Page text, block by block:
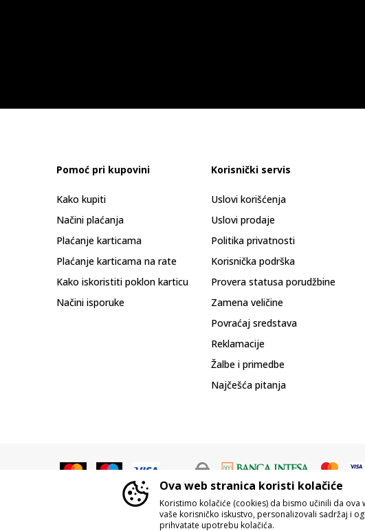
Pomoć pri kupovini
Kako kupiti
Načini plaćanja
Plaćanje karticama
Plaćanje karticama na rate
Kako iskoristiti poklon karticu
Načini isporuke
Korisnički servis
Uslovi korišćenja
Uslovi prodaje
Politika privatnosti
Korisnička podrška
Provera statusa porudžbine
Zamena veličine
Povraćaj sredstava
Reklamacije
Žalbe i primedbe
Najčešća pitanja
Ova web stranica koristi kolačiće
Koristimo kolačiće (cookies) da bismo učinili da
vaše korisničko iskustvo, personalizovali sadržaj i
prihvatate upotrebu kolačića.